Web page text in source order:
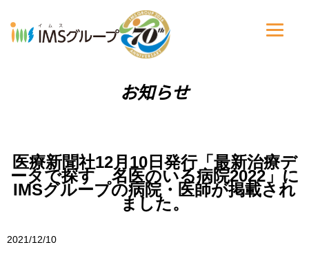
お知らせ
医療新聞社12月10日発行「最新治療デ
ータで探す 名医のいる病院2022」に
IMSグループの病院・医師が掲載され
ました。
2021/12/10